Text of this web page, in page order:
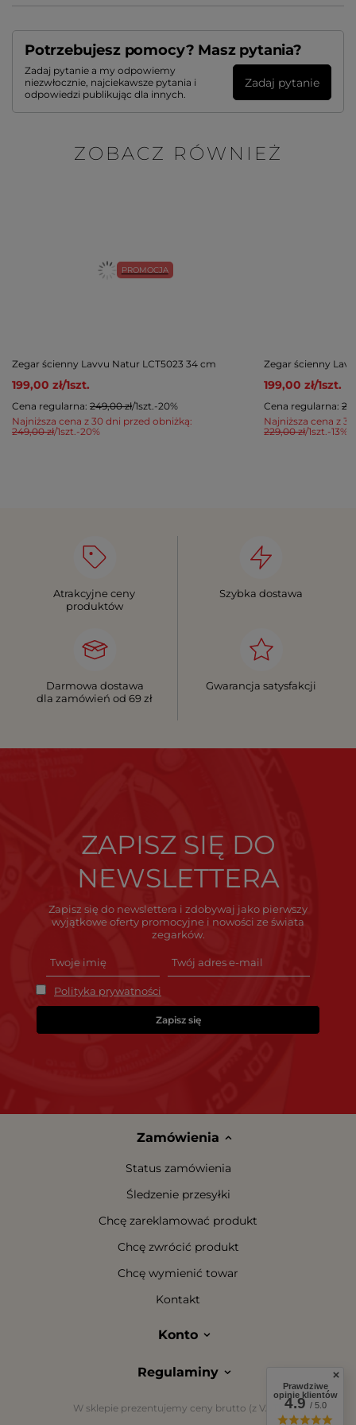
Potrzebujesz pomocy? Masz pytania?
Zadaj pytanie a my odpowiemy
niezwłocznie, najciekawsze pytania i
odpowiedzi publikując dla innych.
Zadaj pytanie
ZOBACZ RÓWNIEŻ
PROMOCJA
Zegar ścienny Lavvu Natur LCT5023 34 cm
199,00 zł/1szt.
Najniższa cena z 30 dni przed obniżką:
249,00 zł/1szt.-20%
Cena regularna: 249,00 zł/1szt.-20%
Zegar ścienny
199,00 zł/1szt.
Najniższa cena z
229,00 zł/1szt.-13%
Cena regularna:
Atrakcyjne ceny
produktów
Szybka dostawa
Darmowa dostawa
dla zamówień od 69 zł
Gwarancja satysfakcji
ZAPISZ SIĘ DO
NEWSLETTERA
Zapisz się do newslettera i zdobywaj jako pierwszy
wyjątkowe oferty promocyjne i nowości ze świata
zegarków.
Polityka prywatności
Zapisz się
Zamówienia
Status zamówienia
Śledzenie przesyłki
Chcę zareklamować produkt
Chcę zwrócić produkt
Chcę wymienić towar
Kontakt
Konto
Regulaminy
W sklepie prezentujemy ceny brutto (z VAT).
Prawdziwe
opinie klientów
4.9/ 5.0